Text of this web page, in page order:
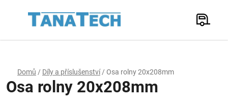
Hledat
Domů / Díly a příslušenství / Osa rolny 20x208mm
Osa rolny 20x208mm